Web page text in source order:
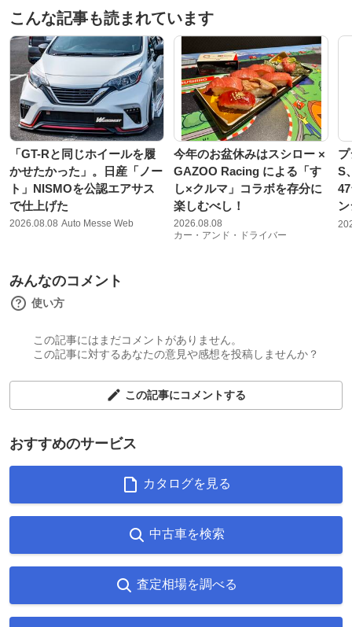
こんな記事も読まれています
「GT-Rと同じホイールを履
かせたかった」。日産「ノー
ト」NISMOを公認エアサス
で仕上げた
2026.08.08 Auto Messe Web
今年のお盆休みはスシロー ×
GAZOO Racing による「す
し×クルマ」コラボを存分に
楽しむべし！
2026.08.08
カー・アンド・ドライバー
S
みんなのコメント
使い方
この記事にはまだコメントがありません。
この記事に対するあなたの意見や感想を投稿しませんか？
この記事にコメントする
おすすめのサービス
カタログを見る
中古車を検索
査定相場を調べる